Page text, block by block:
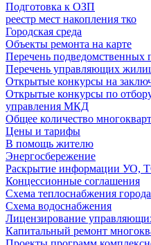
Подготовка к ОЗП
реестр мест накопления тко
Городская среда
Объекты ремонта на карте
Перечень подведомственных
Перечень управляющих
Открытые конкурсы на
Открытые конкурсы по
управления МКД
Общее количество
Цены и тарифы
В помощь жителю
Энергосбережение
Раскрытие информации
Концессионные соглашения
Схема теплоснабжения города
Схема водоснабжения
Лицензирование
Капитальный ремонт